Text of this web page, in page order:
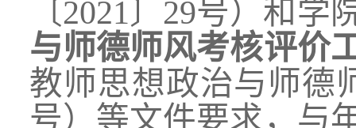
〔2021〕29号）和
与师德师风考核评价
教师思想政治与师德
号）等文件要求，与